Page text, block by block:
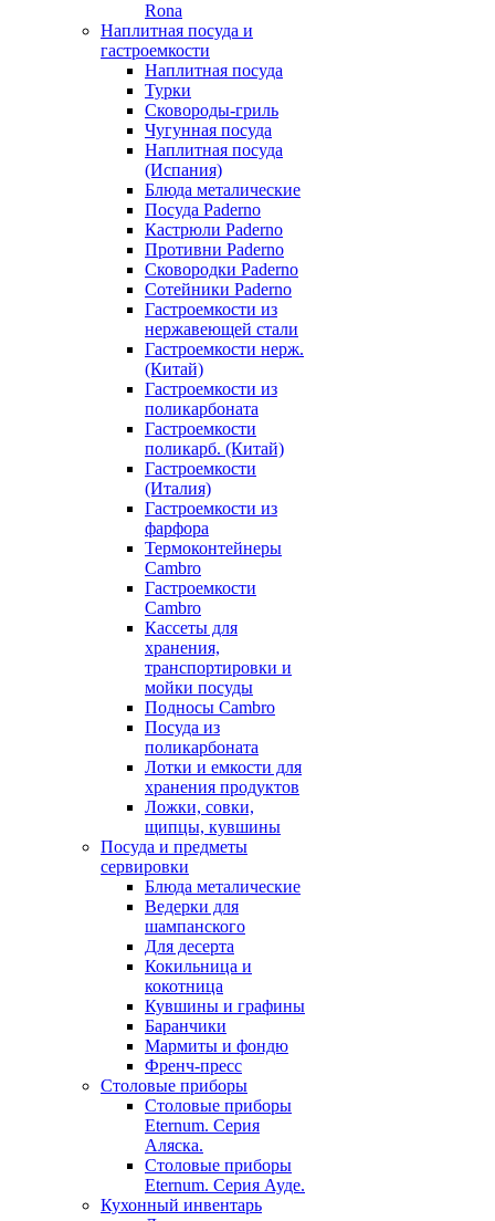
Rona
Наплитная посуда и
гастроемкости
Наплитная посуда
Турки
Сковороды-гриль
Чугунная посуда
Наплитная посуда
(Испания)
Блюда металические
Посуда Paderno
Кастрюли Paderno
Противни Paderno
Сковородки Paderno
Сотейники Paderno
Гастроемкости из
нержавеющей стали
Гастроемкости нерж.
(Китай)
Гастроемкости из
поликарбоната
Гастроемкости
поликарб. (Китай)
Гастроемкости
(Италия)
Гастроемкости из
фарфора
Термоконтейнеры
Cambro
Гастроемкости
Cambro
Кассеты для
хранения,
транспортировки и
мойки посуды
Подносы Cambro
Посуда из
поликарбоната
Лотки и емкости для
хранения продуктов
Ложки, совки,
щипцы, кувшины
Посуда и предметы
сервировки
Блюда металические
Ведерки для
шампанского
Для десерта
Кокильница и
кокотница
Кувшины и графины
Баранчики
Мармиты и фондю
Френч-пресс
Столовые приборы
Столовые приборы
Eternum. Серия
Аляска.
Столовые приборы
Eternum. Серия Ауде.
Кухонный инвентарь